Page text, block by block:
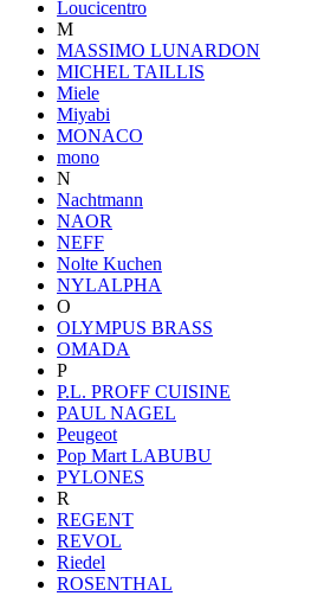
Loucicentro
M
MASSIMO LUNARDON
MICHEL TAILLIS
Miele
Miyabi
MONACO
mono
N
Nachtmann
NAOR
NEFF
Nolte Kuchen
NYLALPHA
O
OLYMPUS BRASS
OMADA
P
P.L. PROFF CUISINE
PAUL NAGEL
Peugeot
Pop Mart LABUBU
PYLONES
R
REGENT
REVOL
Riedel
ROSENTHAL